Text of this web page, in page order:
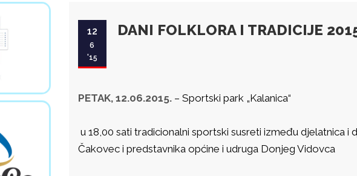
12
6
'15
DANI FOLKLORA I TRADICIJE
PETAK, 12.06.2015.– Sportski park „Kalanica“
u 18,00 sati tradicionalni sportski susreti između djelatnica i
Čakovec i predstavnika općine i udruga Donjeg Vidovca